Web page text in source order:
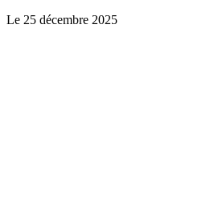
Le 25 décembre 2025